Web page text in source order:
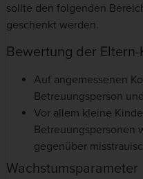
sollte den folgenden
geschenkt werden.
Bewertung der
Auf angemessenen
Betreuungsperson
Vor allem kleine
Betreuungspersonen
gegenüber
Wachstumsparameter